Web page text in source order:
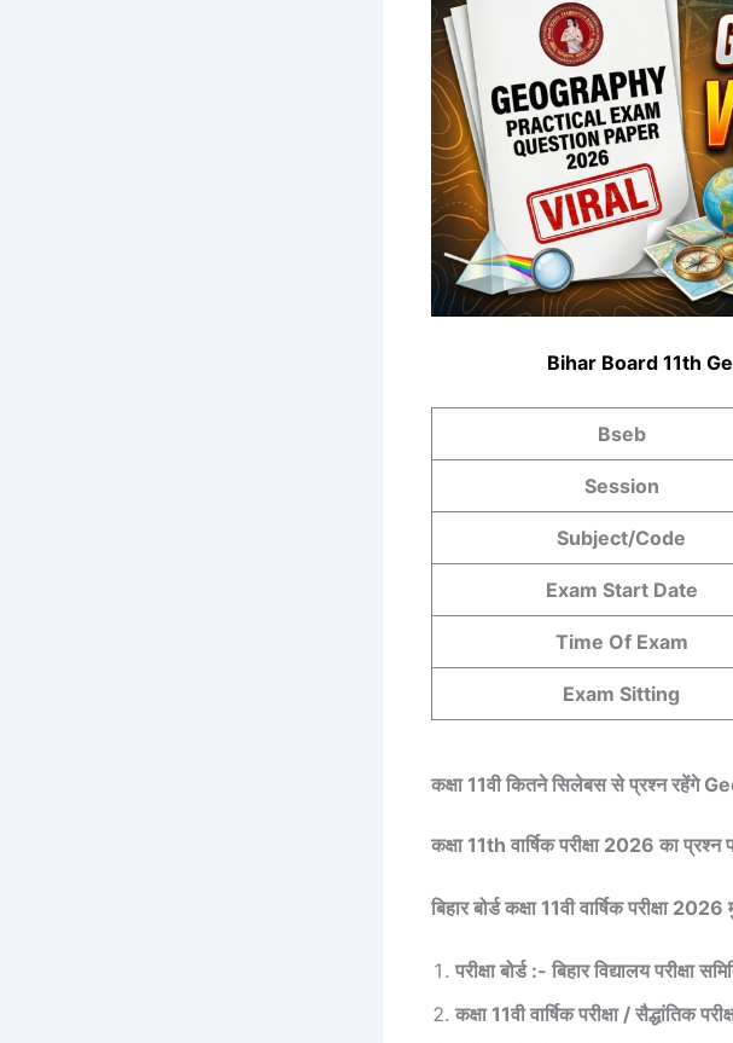
Bihar Board 11th
Bseb
Session
Subject/Code
Exam Start Date
Time Of Exam
Exam Sitting
कक्षा 11वी कितने सिलेबस से प्रश्न
कक्षा 11th वार्षिक परीक्षा 2026 का
बिहार बोर्ड कक्षा 11वी वार्षिक परीक्षा
परीक्षा बोर्ड :- बिहार विद्यालय परीक्षा
कक्षा 11वी वार्षिक परीक्षा / सैद्धांतिक